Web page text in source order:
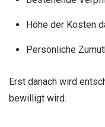
Höhe der Kosten
Persönliche
Erst danach wird
bewilligt wird.